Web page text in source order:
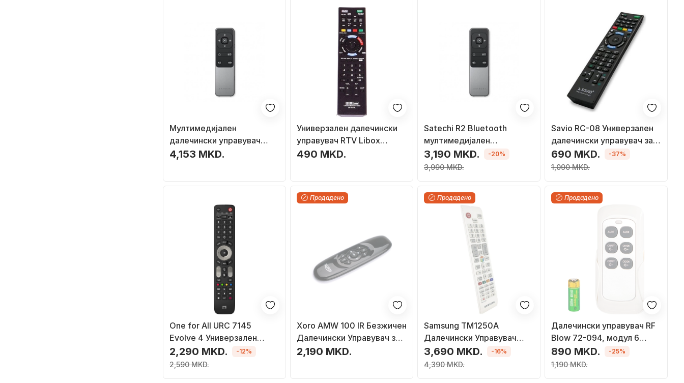
Мултимедијален
далечински управувач
Satechi R2 Bluetooth, сива
4,153 MKD.
Универзален далечински
управувач RTV Libox
LB0141 (сет за ТВ)
490 MKD.
Satechi R2 Bluetooth
мултимедијален
далечински управувач
3,190 MKD.
3,990 MKD.
-20%
Savio RC-08 Универзален
далечински управувач за
Sony TV
690 MKD.
1,090 MKD.
-37%
One for All URC 7145
Evolve 4 Универзален
Далечински Управувач,
Црн
2,290 MKD.
2,590 MKD.
-12%
Продадено
Xoro AMW 100 IR Безжичен
Далечински Управувач за
ТВ
2,190 MKD.
Продадено
Samsung TM1250A
Далечински Управувач
(BN59-01198R)
3,690 MKD.
4,390 MKD.
-16%
Продадено
Далечински управувач RF
Blow 72-094, модул 6
канали, безжичен
890 MKD.
1,190 MKD.
-25%